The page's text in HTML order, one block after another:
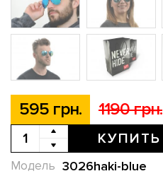
595 грн. 1190 грн.
КУПИТЬ
3026haki-blue
Модель